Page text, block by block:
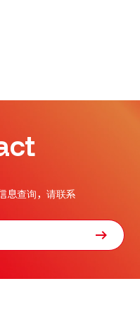
息查询，请联系